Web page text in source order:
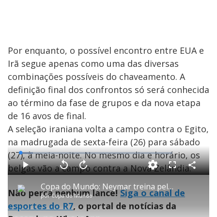
Por enquanto, o possível encontro entre EUA e
Irã segue apenas como uma das diversas
combinações possíveis do chaveamento. A
definição final dos confrontos só será conhecida
ao término da fase de grupos e da nova etapa
de 16 avos de final.
A seleção iraniana volta a campo contra o Egito,
na madrugada de sexta-feira (26) para sábado
(27), à meia-noite. No mesmo dia e horário, os
belgas vão a campo contra a Nova Zelândia.
P Copa do Mundo: Neymar treina pela primeira vez com a seleção brasileira
porCopa do Mundo
P V
l
t
a
r
1
0
s
A
n
ç
a
1
L
o
a
d
e
4
0
%
F
l
c
e
C
o
Não perca nenhum lance!Siga o canal de
esportes do R7, o portal de notícias da